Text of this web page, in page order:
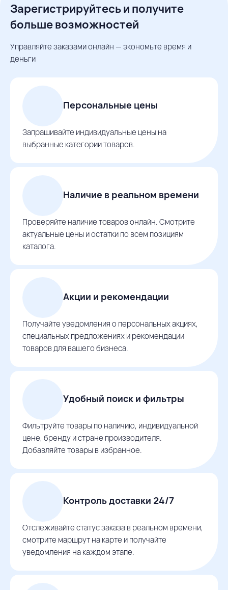
Зарегистрируйтесь и получите
больше возможностей
Управляйте заказами онлайн — экономьте время и
деньги
Персональные цены
Запрашивайте индивидуальные цены на
выбранные категории товаров.
Наличие в реальном времени
Проверяйте наличие товаров онлайн. Смотрите
актуальные цены и остатки по всем позициям
каталога.
Акции и рекомендации
Получайте уведомления о персональных акциях,
специальных предложениях и рекомендации
товаров для вашего бизнеса.
Удобный поиск и фильтры
Фильтруйте товары по наличию, индивидуальной
цене, бренду и стране производителя.
Добавляйте товары в избранное.
Контроль доставки 24/7
Отслеживайте статус заказа в реальном времени,
смотрите маршрут на карте и получайте
уведомления на каждом этапе.